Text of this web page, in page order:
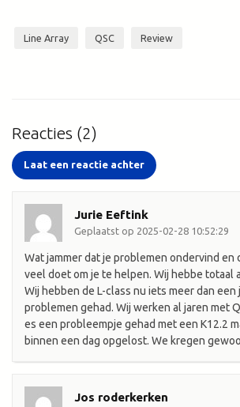
Line Array QSC Review
Reacties (2)
Laat een reactie achter
Jurie Eeftink
Geplaatst op 2025-02-28 10:52:29
Wat jammer dat je problemen ondervind en
veel doet om je te helpen. Wij hebbe totaal
Wij hebben de L-class nu iets meer dan een
problemen gehad. Wij werken al jaren met
es een probleempje gehad met een K12.2
binnen een dag opgelost. We kregen
Jos roderkerken